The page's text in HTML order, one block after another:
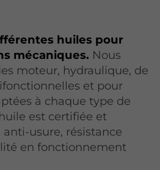
huiles pour
mécaniques. Nous
moteur, hydraulique, de
et pour
à chaque type de
est certifiée et
usure, résistance
en fonctionnement